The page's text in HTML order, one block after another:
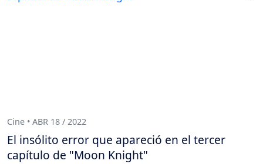
Cine • ABR 18 / 2022
El insólito error que apareció en el tercer
capítulo de "Moon Knight"